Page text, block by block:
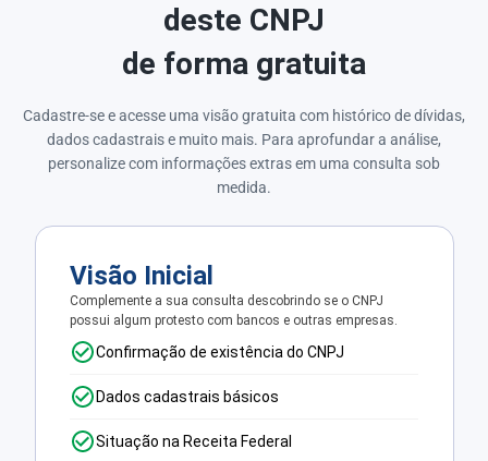
deste CNPJ
de forma gratuita
Cadastre-se e acesse uma visão gratuita com histórico de dívidas,
dados cadastrais e muito mais. Para aprofundar a análise,
personalize com informações extras em uma consulta sob
medida.
Visão Inicial
Complemente a sua consulta descobrindo se o CNPJ
possui algum protesto com bancos e outras empresas.
Confirmação de existência do CNPJ
Dados cadastrais básicos
Situação na Receita Federal